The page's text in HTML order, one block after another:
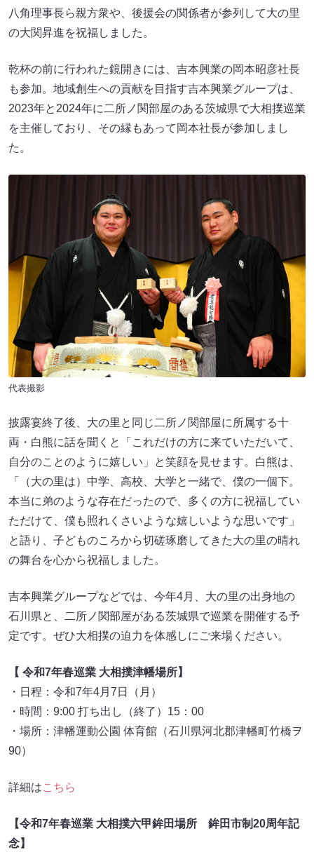
八角理事長ら親方衆や、後援会の関係者が参列して大の里
の大関昇進を祝福しました。
乾杯の前に行われた鏡開きには、吉本興業の岡本昭彦社長
も参加。地域創生への貢献を目指す吉本興業グループは、
2023年と2024年に二所ノ関部屋のある茨城県で大相撲巡業
を主催しており、その縁もあって岡本社長が参加しまし
た。
代表撮影
披露宴終了後、大の里と同じ二所ノ関部屋に所属する十
両・白熊に話を聞くと「これだけの方に来ていただいて、
自分のことのように嬉しい」と笑顔を見せます。白熊は、
「（大の里は）中学、高校、大学と一緒で、僕の一個下。
本当に弟のような存在だったので、多くの方に祝福してい
ただけて、僕も照れくさいような嬉しいような思いです」
と語り、子どものころから切磋琢磨してきた大の里の晴れ
の舞台を心から祝福しました。
吉本興業グループなどでは、今年4月、大の里の出身地の
石川県と、二所ノ関部屋がある茨城県で巡業を開催する予
定です。ぜひ大相撲の迫力を体感しにご来場ください。
【 令和7年春巡業 大相撲津幡場所】
・日程：令和7年4月7日（月）
・時間：9:00 打ち出し（終了）15：00
・場所：津幡運動公園 体育館（石川県河北郡津幡町竹橋ヲ
90）
詳細はこちら
【令和7年春巡業 大相撲六甲鉾田場所 鉾田市制20周年記
念】